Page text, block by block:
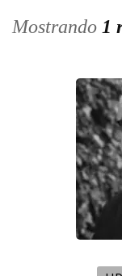
Mostrando 1